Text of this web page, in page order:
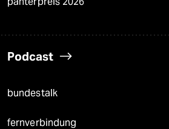
Podcast
bundestalk
fernverbindung